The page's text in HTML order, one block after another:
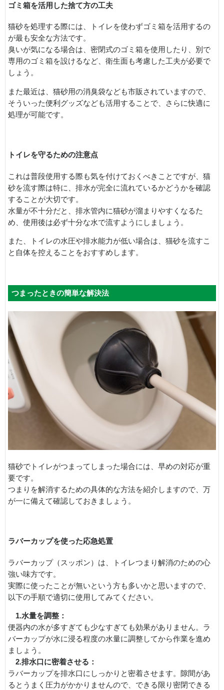
ゴミ箱を活用した捨て方の工夫
猫砂を処理する際には、トイレを使わずゴミ箱を活用するの
が最も安全な方法です。
臭いが気になる場合は、密閉式のゴミ箱を使用したり、別で
専用のゴミ箱を設けるなど、衛生面も考慮した工夫が必要で
しょう。
また最近は、猫砂用の消臭袋なども市販されていますので、
そういった便利グッズなども活用することで、さらに快適に
処理が可能です。
トイレを守るための注意点
これは普段使用する際も気を付けておくべきことですが、猫
砂を流す際は特に、排水が完全に流れているかどうかを確認
することが大切です。
水量が不十分だと、排水管内に猫砂が溜まりやすくなるた
め、使用後は必ず十分な水で流すようにしましょう。
また、トイレの水圧や排水能力が低い場合は、猫砂を流すこ
と自体を控えることをおすすめします。
つまったときの簡単な解決法
猫砂でトイレがつまってしまった場合には、早めの対応が重
要です。
つまりを解消するための具体的な方法を紹介しますので、万
が一に備えて確認しておきましょう。
ラバーカップを使った応急処置
ラバーカップ（スッポン）は、トイレつまり解消のための心
強い味方です。
実際に使ったことが無いという方も多いかと思いますので、
以下の手順で適切に使用してみてください。
1.水量を調整：
便器内の水が多すぎても少なすぎても効果がありません。ラ
バーカップが水に浸る程度の水量に調整してから作業を進め
ましょう。
2.排水口に密着させる：
ラバーカップを排水口にしっかりと密着させます。隙間があ
るとうまく圧力がかかりませんので、できる限り密閉できる